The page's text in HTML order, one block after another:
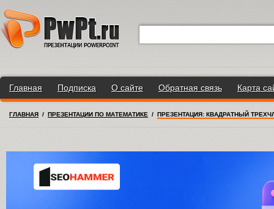
Главная Подписка О сайте Обратная связь Карта
ГЛАВНАЯ / ПРЕЗЕНТАЦИИ ПО МАТЕМАТИКЕ / ПРЕЗЕНТАЦИЯ: КВАДРАТНЫЙ